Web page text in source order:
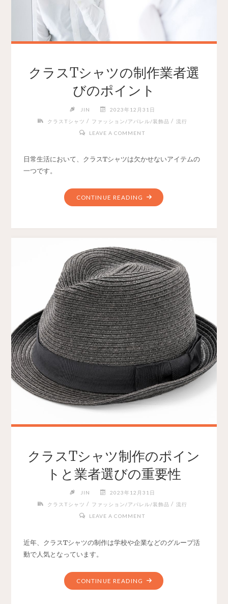
クラスTシャツの制作業者選
びのポイント
JIN
2023年12月31日
クラスTシャツ / ファッション/アパレル/装飾品 / 流行
LEAVE A COMMENT
日常生活において、クラスTシャツは欠かせないアイテムの
一つです。
CONTINUE READING
クラスTシャツ制作のポイン
トと業者選びの重要性
JIN
2023年12月31日
クラスTシャツ / ファッション/アパレル/装飾品 / 流行
LEAVE A COMMENT
近年、クラスTシャツの制作は学校や企業などのグループ活
動で人気となっています。
CONTINUE READING